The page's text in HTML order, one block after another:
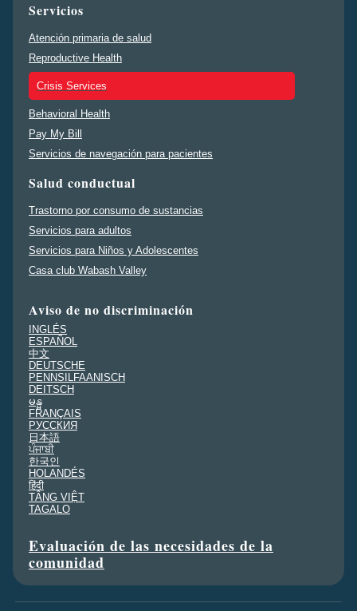
Servicios
Atención primaria de salud
Reproductive Health
Crisis Services
Behavioral Health
Pay My Bill
Servicios de navegación para pacientes
Salud conductual
Trastorno por consumo de sustancias
Servicios para adultos
Servicios para Niños y Adolescentes
Casa club Wabash Valley
Aviso de no discriminación
INGLÉS
ESPAÑOL
中文
DEUTSCHE
PENNSILFAANISCH
DEITSCH
မန္မ
FRANÇAIS
PУССКИЯ
日本語
ਪੰਜਾਬੀ
한국인
HOLANDÉS
हिंदी
TÂNG VIỆT
TAGALO
Evaluación de las necesidades de la
comunidad